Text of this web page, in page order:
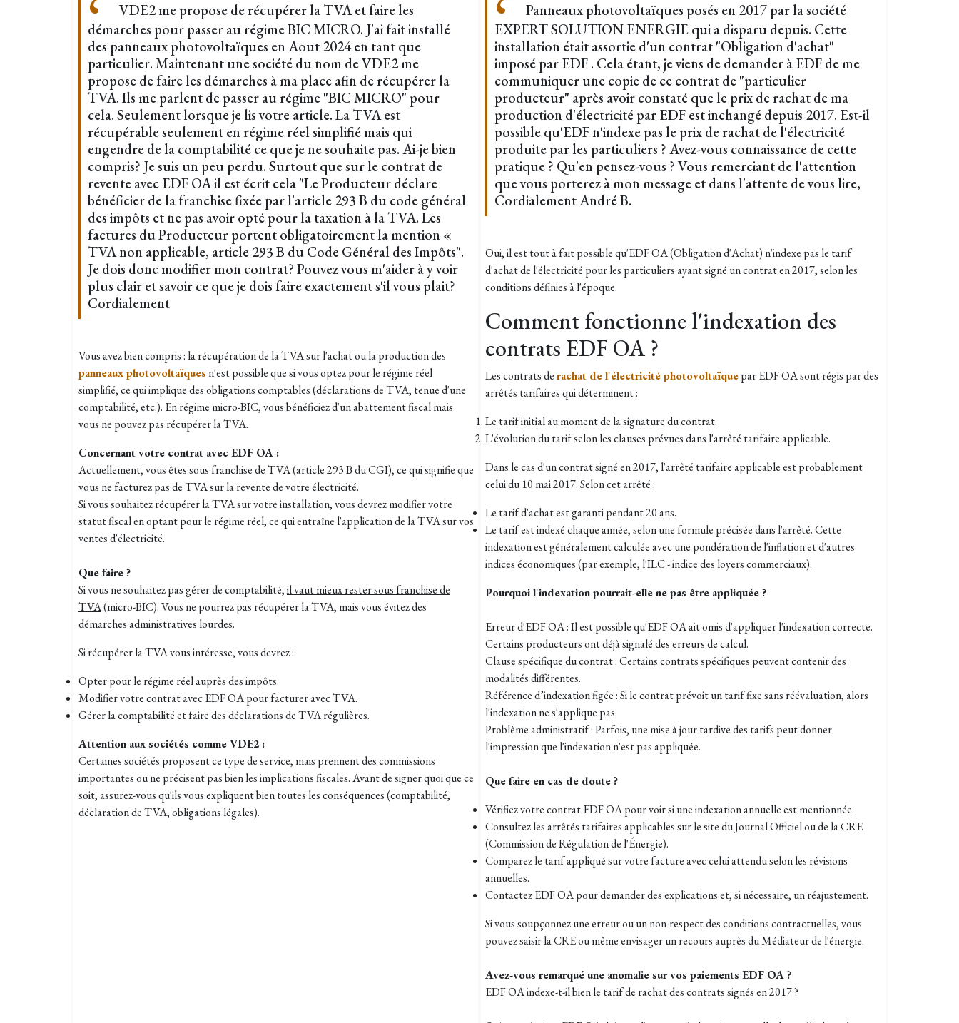
VDE2 me propose de récupérer la TVA et faire les
démarches pour passer au régime BIC MICRO. J'ai fait installé
des panneaux photovoltaïques en Aout 2024 en tant que
particulier. Maintenant une société du nom de VDE2 me
propose de faire les démarches à ma place afin de récupérer la
TVA. Ils me parlent de passer au régime "BIC MICRO" pour
cela. Seulement lorsque je lis votre article. La TVA est
récupérable seulement en régime réel simplifié mais qui
engendre de la comptabilité ce que je ne souhaite pas. Ai-je bien
compris? Je suis un peu perdu. Surtout que sur le contrat de
revente avec EDF OA il est écrit cela "Le Producteur déclare
bénéficier de la franchise fixée par l'article 293 B du code général
des impôts et ne pas avoir opté pour la taxation à la TVA. Les
factures du Producteur portent obligatoirement la mention «
TVA non applicable, article 293 B du Code Général des Impôts".
Je dois donc modifier mon contrat? Pouvez vous m'aider à y voir
plus clair et savoir ce que je dois faire exactement s'il vous plait?
Cordialement
Vous avez bien compris : la récupération de la TVA sur l'achat ou la production des
panneaux photovoltaïques n'est possible que si vous optez pour le régime réel
simplifié, ce qui implique des obligations comptables (déclarations de TVA, tenue d'une
comptabilité, etc.). En régime micro-BIC, vous bénéficiez d'un abattement fiscal mais
vous ne pouvez pas récupérer la TVA.
Concernant votre contrat avec EDF OA :
Actuellement, vous êtes sous franchise de TVA (article 293 B du CGI), ce qui signifie que
vous ne facturez pas de TVA sur la revente de votre électricité.
Si vous souhaitez récupérer la TVA sur votre installation, vous devrez modifier votre
statut fiscal en optant pour le régime réel, ce qui entraîne l'application de la TVA sur vos
ventes d'électricité.
Que faire ?
Si vous ne souhaitez pas gérer de comptabilité,il vaut mieux rester sous franchise de
TVA(micro-BIC). Vous ne pourrez pas récupérer la TVA, mais vous évitez des
démarches administratives lourdes.
Si récupérer la TVA vous intéresse, vous devrez :
Opter pour le régime réel auprès des impôts.
Modifier votre contrat avec EDF OA pour facturer avec TVA.
Gérer la comptabilité et faire des déclarations de TVA régulières.
Attention aux sociétés comme VDE2 :
Certaines sociétés proposent ce type de service, mais prennent des commissions
importantes ou ne précisent pas bien les implications fiscales. Avant de signer quoi que ce
soit, assurez-vous qu'ils vous expliquent bien toutes les conséquences (comptabilité,
déclaration de TVA, obligations légales).
Panneaux photovoltaïques posés en 2017 par la société
EXPERT SOLUTION ENERGIE qui a disparu depuis. Cette
installation était assortie d'un contrat "Obligation d'achat"
imposé par EDF . Cela étant, je viens de demander à EDF de me
communiquer une copie de ce contrat de "particulier
producteur" après avoir constaté que le prix de rachat de ma
production d'électricité par EDF est inchangé depuis 2017. Est-il
possible qu'EDF n'indexe pas le prix de rachat de l'électricité
produite par les particuliers ? Avez-vous connaissance de cette
pratique ? Qu'en pensez-vous ? Vous remerciant de l'attention
que vous porterez à mon message et dans l'attente de vous lire,
Cordialement André B.
Oui, il est tout à fait possible qu'EDF OA (Obligation d'Achat) n'indexe pas le tarif
d'achat de l'électricité pour les particuliers ayant signé un contrat en 2017, selon les
conditions définies à l'époque.
Comment fonctionne l'indexation des
contrats EDF OA ?
Les contrats derachat de l'électricité photovoltaïquepar EDF OA sont régis par des
arrêtés tarifaires qui déterminent :
Le tarif initial au moment de la signature du contrat.
L'évolution du tarif selon les clauses prévues dans l'arrêté tarifaire applicable.
Dans le cas d'un contrat signé en 2017, l'arrêté tarifaire applicable est probablement
celui du 10 mai 2017. Selon cet arrêté :
Le tarif d'achat est garanti pendant 20 ans.
Le tarif est indexé chaque année, selon une formule précisée dans l'arrêté. Cette
indexation est généralement calculée avec une pondération de l'inflation et d'autres
indices économiques (par exemple, l'ILC - indice des loyers commerciaux).
Pourquoi l'indexation pourrait-elle ne pas être appliquée ?
Erreur d'EDF OA : Il est possible qu'EDF OA ait omis d'appliquer l'indexation correcte.
Certains producteurs ont déjà signalé des erreurs de calcul.
Clause spécifique du contrat : Certains contrats spécifiques peuvent contenir des
modalités différentes.
Référence d’indexation figée : Si le contrat prévoit un tarif fixe sans réévaluation, alors
l'indexation ne s'applique pas.
Problème administratif : Parfois, une mise à jour tardive des tarifs peut donner
l'impression que l'indexation n'est pas appliquée.
Que faire en cas de doute ?
Vérifiez votre contrat EDF OA pour voir si une indexation annuelle est mentionnée.
Consultez les arrêtés tarifaires applicables sur le site du Journal Officiel ou de la CRE
(Commission de Régulation de l'Énergie).
Comparez le tarif appliqué sur votre facture avec celui attendu selon les révisions
annuelles.
Contactez EDF OA pour demander des explications et, si nécessaire, un réajustement.
Si vous soupçonnez une erreur ou un non-respect des conditions contractuelles, vous
pouvez saisir la CRE ou même envisager un recours auprès du Médiateur de l'énergie.
Avez-vous remarqué une anomalie sur vos paiements EDF OA ?
EDF OA indexe-t-il bien le tarif de rachat des contrats signés en 2017 ?